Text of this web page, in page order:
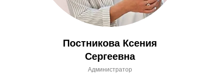
Постникова Ксения
Сергеевна
Администратор